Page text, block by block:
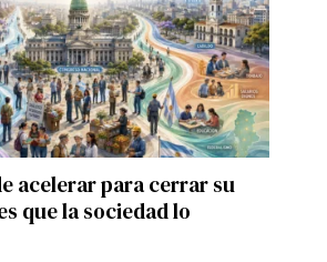
acelerar para cerrar su
que la sociedad lo